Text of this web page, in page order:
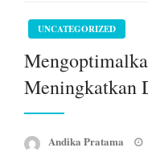
UNCATEGORIZED
Meningkatkan
Andika Pratama